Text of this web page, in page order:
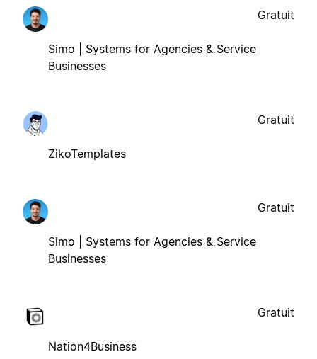
Simo | Systems for Agencies & Service
Businesses
Gratuit
ZikoTemplates
Gratuit
Simo | Systems for Agencies & Service
Businesses
Gratuit
Nation4Business
Gratuit